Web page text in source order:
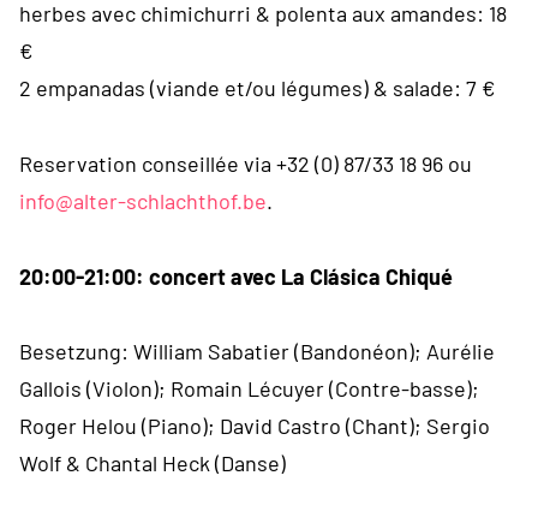
herbes avec chimichurri & polenta aux amandes: 18
€
2 empanadas (viande et/ou légumes) & salade: 7 €
Reservation conseillée via +32 (0) 87/33 18 96 ou
info@alter-schlachthof.be.
20:00-21:00: concert avec La Clásica Chiqué
Besetzung: William Sabatier (Bandonéon); Aurélie
Gallois (Violon); Romain Lécuyer (Contre-basse);
Roger Helou (Piano); David Castro (Chant); Sergio
Wolf & Chantal Heck (Danse)